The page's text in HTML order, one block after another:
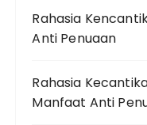
Rahasia
Anti Penuaan
Rahasia
Manfaat Anti